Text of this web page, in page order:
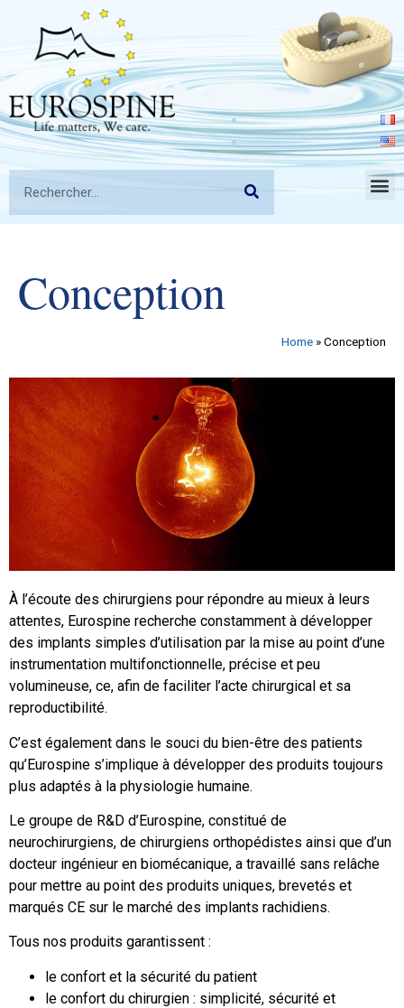
Conception
Home »Conception
À l’écoute des chirurgiens pour répondre au mieux à leurs
attentes, Eurospine recherche constamment à développer
des implants simples d’utilisation par la mise au point d’une
instrumentation multifonctionnelle, précise et peu
volumineuse, ce, afin de faciliter l’acte chirurgical et sa
reproductibilité.
C’est également dans le souci du bien-être des patients
qu’Eurospine s’implique à développer des produits toujours
plus adaptés à la physiologie humaine.
Le groupe de R&D d’Eurospine, constitué de
neurochirurgiens, de chirurgiens orthopédistes ainsi que d’un
docteur ingénieur en biomécanique, a travaillé sans relâche
pour mettre au point des produits uniques, brevetés et
marqués CE sur le marché des implants rachidiens.
Tous nos produits garantissent :
le confort et la sécurité du patient
le confort du chirurgien : simplicité, sécurité et